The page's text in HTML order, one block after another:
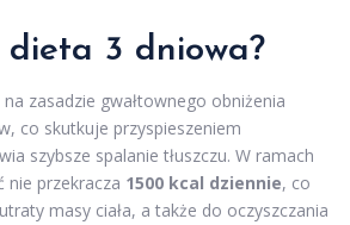
dieta 3 dniowa?
zasadzie gwałtownego obniżenia
co skutkuje przyspieszeniem
szybsze spalanie tłuszczu. W ramach
nie przekracza 1500 kcal dziennie, co
masy ciała, a także do oczyszczania